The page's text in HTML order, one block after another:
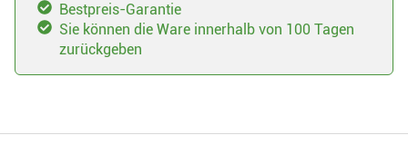
Bestpreis-Garantie
Sie können die Ware innerhalb von 100 Tagen
zurückgeben